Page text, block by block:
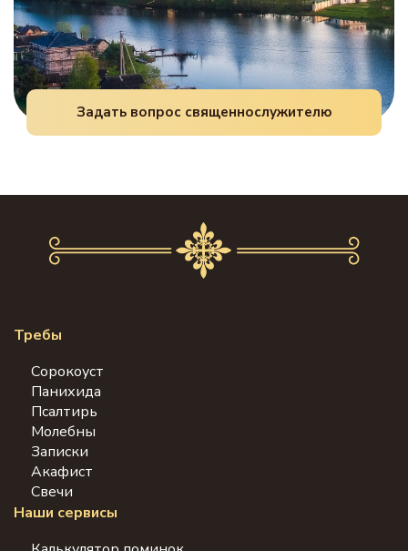
Задать вопрос священнослужителю
Требы
Сорокоуст
Панихида
Псалтирь
Молебны
Записки
Акафист
Свечи
Наши сервисы